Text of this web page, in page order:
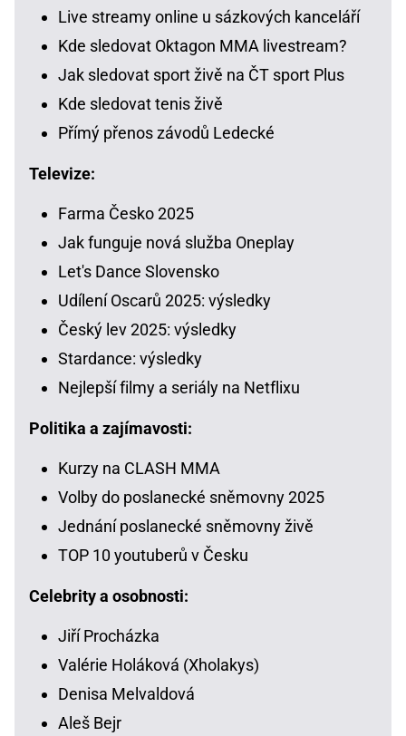
Live streamy online u sázkových kanceláří
Kde sledovat Oktagon MMA livestream?
Jak sledovat sport živě na ČT sport Plus
Kde sledovat tenis živě
Přímý přenos závodů Ledecké
Televize:
Farma Česko 2025
Jak funguje nová služba Oneplay
Let's Dance Slovensko
Udílení Oscarů 2025: výsledky
Český lev 2025: výsledky
Stardance: výsledky
Nejlepší filmy a seriály na Netflixu
Politika a zajímavosti:
Kurzy na CLASH MMA
Volby do poslanecké sněmovny 2025
Jednání poslanecké sněmovny živě
TOP 10 youtuberů v Česku
Celebrity a osobnosti:
Jiří Procházka
Valérie Holáková (Xholakys)
Denisa Melvaldová
Aleš Bejr